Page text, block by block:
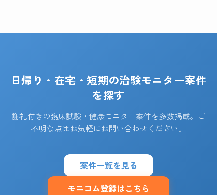
日帰り・在宅・短期の治験モニター案件
を探す
謝礼付きの臨床試験・健康モニター案件を多数掲載。ご
不明な点はお気軽にお問い合わせください。
案件一覧を見る
モニコム登録はこちら